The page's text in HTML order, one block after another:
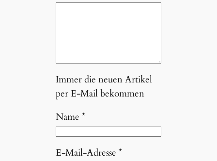
Immer die neuen Artikel
per E-Mail bekommen
Name*
E-Mail-Adresse*